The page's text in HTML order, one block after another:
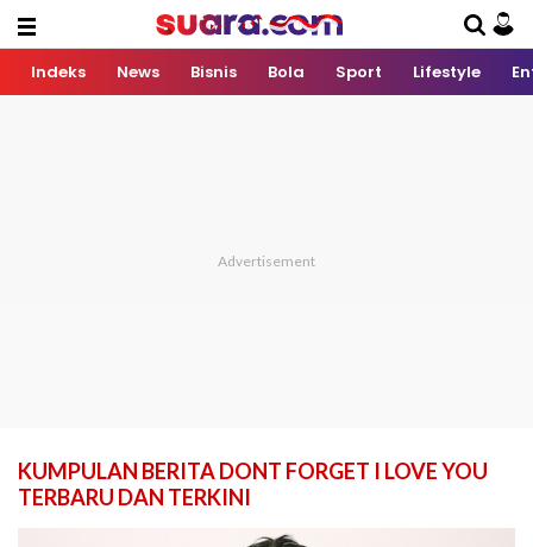
Indeks News Bisnis Bola Sport Lifestyle
KUMPULAN BERITA DONT FORGET I LOVE YOU
TERBARU DAN TERKINI